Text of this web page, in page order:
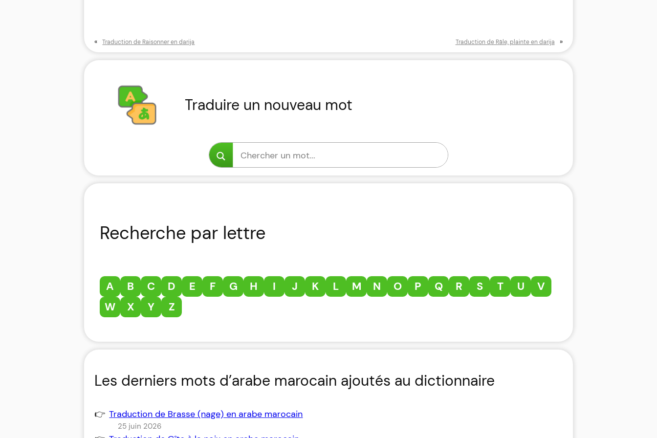
« Traduction de Raisonner en darija Traduction de Râle, plainte en darija »
Traduire un nouveau mot
Recherche par lettre
A B C D E F G H I J K L M N O P Q R S T U
V
W
X Y Z
Les derniers mots d’arabe marocain ajoutés au dictionnaire
Traduction de Brasse (nage) en arabe marocain
25 juin 2026